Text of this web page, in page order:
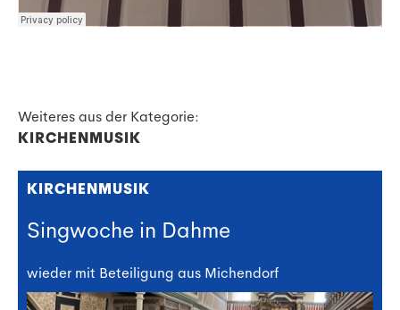
Weiteres aus der Kategorie:
KIRCHENMUSIK
KIRCHENMUSIK
Singwoche in Dahme
wieder mit Beteiligung aus Michendorf